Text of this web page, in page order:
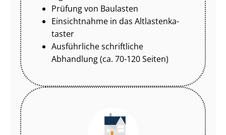
Prüfung von Baulasten
Einsichtnahme in das Alt­las­ten­ka­
tas­ter
Ausführliche schriftliche
Abhandlung (ca. 70-120 Seiten)